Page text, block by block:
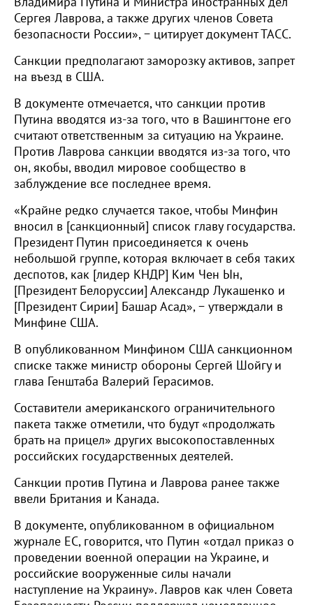
Сергея Лаврова, а также других членов Совета
безопасности России», − цитирует документ ТАСС.
Санкции предполагают заморозку активов, запрет
на въезд в США.
В документе отмечается, что санкции против
Путина вводятся из-за того, что в Вашингтоне его
считают ответственным за ситуацию на Украине.
Против Лаврова санкции вводятся из-за того, что
он, якобы, вводил мировое сообщество в
заблуждение все последнее время.
«Крайне редко случается такое, чтобы Минфин
вносил в [санкционный] список главу государства.
Президент Путин присоединяется к очень
небольшой группе, которая включает в себя таких
деспотов, как [лидер КНДР] Ким Чен Ын,
[Президент Белоруссии] Александр Лукашенко и
[Президент Сирии] Башар Асад», − утверждали в
Минфине США.
В опубликованном Минфином США санкционном
списке также министр обороны Сергей Шойгу и
глава Генштаба Валерий Герасимов.
Составители американского ограничительного
пакета также отметили, что будут «продолжать
брать на прицел» других высокопоставленных
российских государственных деятелей.
Санкции против Путина и Лаврова ранее также
ввели Британия и Канада.
В документе, опубликованном в официальном
журнале ЕС, говорится, что Путин «отдал приказ о
проведении военной операции на Украине, и
российские вооруженные силы начали
наступление на Украину». Лавров как член Совета